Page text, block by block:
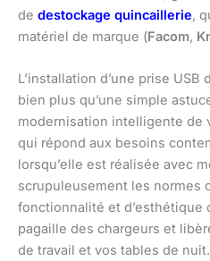
de destockage quincaillerie,
matériel de marque (Facom,
L’installation d’une prise
bien plus qu’une simple
modernisation intelligente de
qui répond aux besoins
lorsqu’elle est réalisée avec
scrupuleusement les normes
fonctionnalité et d’esthétique
pagaille des chargeurs et
de travail et vos tables de